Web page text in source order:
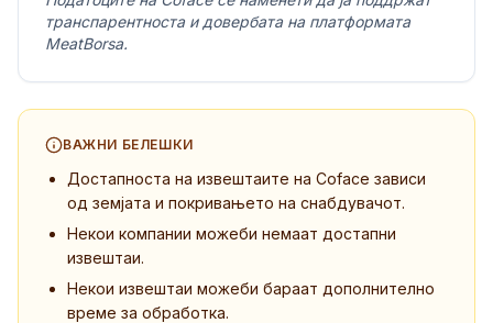
транспарентноста и довербата на платформата
MeatBorsa.
ВАЖНИ БЕЛЕШКИ
Достапноста на извештаите на Coface зависи
од земјата и покривањето на снабдувачот.
Некои компании можеби немаат достапни
извештаи.
Некои извештаи можеби бараат дополнително
време за обработка.